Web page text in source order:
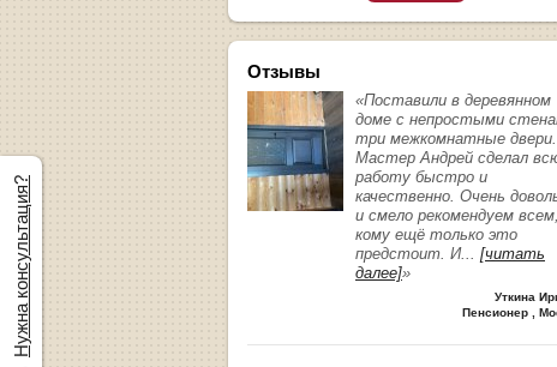
Отзывы
«Поставили в деревянном
доме с непростыми
три межкомнатные двери.
Мастер Андрей сделал
работу быстро и
качественно. Очень
и смело рекомендуем всем,
кому ещё только это
предстоит. И... [читать
далее]»
Уткина
Пенсионер ,
Нужна консультация?